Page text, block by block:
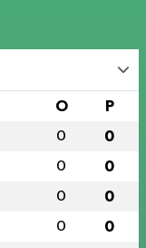
O P
0 0
0 0
0 0
0 0